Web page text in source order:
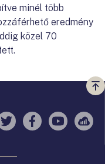
minél több
eredmény
közel 70
a
TwitterFacebook
YouTube